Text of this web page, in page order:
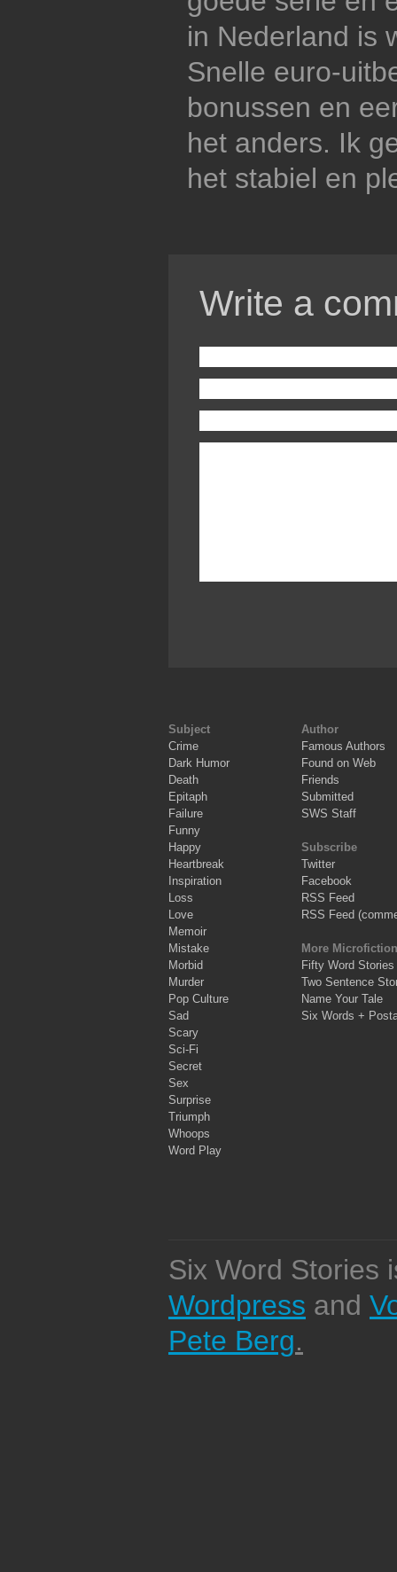
in Nederland is
Snelle euro-
bonussen en
het anders. Ik
het stabiel en
Write a
Subject
Crime
Dark Humor
Death
Epitaph
Failure
Funny
Happy
Heartbreak
Inspiration
Loss
Love
Memoir
Mistake
Morbid
Murder
Pop Culture
Sad
Scary
Sci-Fi
Secret
Sex
Surprise
Triumph
Whoops
Word Play
Author
Famous Authors
Found on Web
Friends
Submitted
SWS Staff
Subscribe
Twitter
Facebook
RSS Feed
RSS Feed
More Microfiction
Fifty Word Stories
Two Sentence
Name Your Tale
Six Words +
Six Word Stories
Wordpress and
Pete Berg.